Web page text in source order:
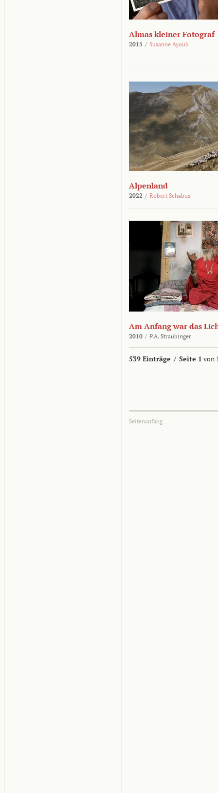
Almas kleiner Fotograf
2015 / Susanne Ayoub
Alpenland
2022 / Robert Schabus
Am Anfang war das
2010 / P.A. Straubinger
539 Einträge / Seite 1 von
Seitenanfang